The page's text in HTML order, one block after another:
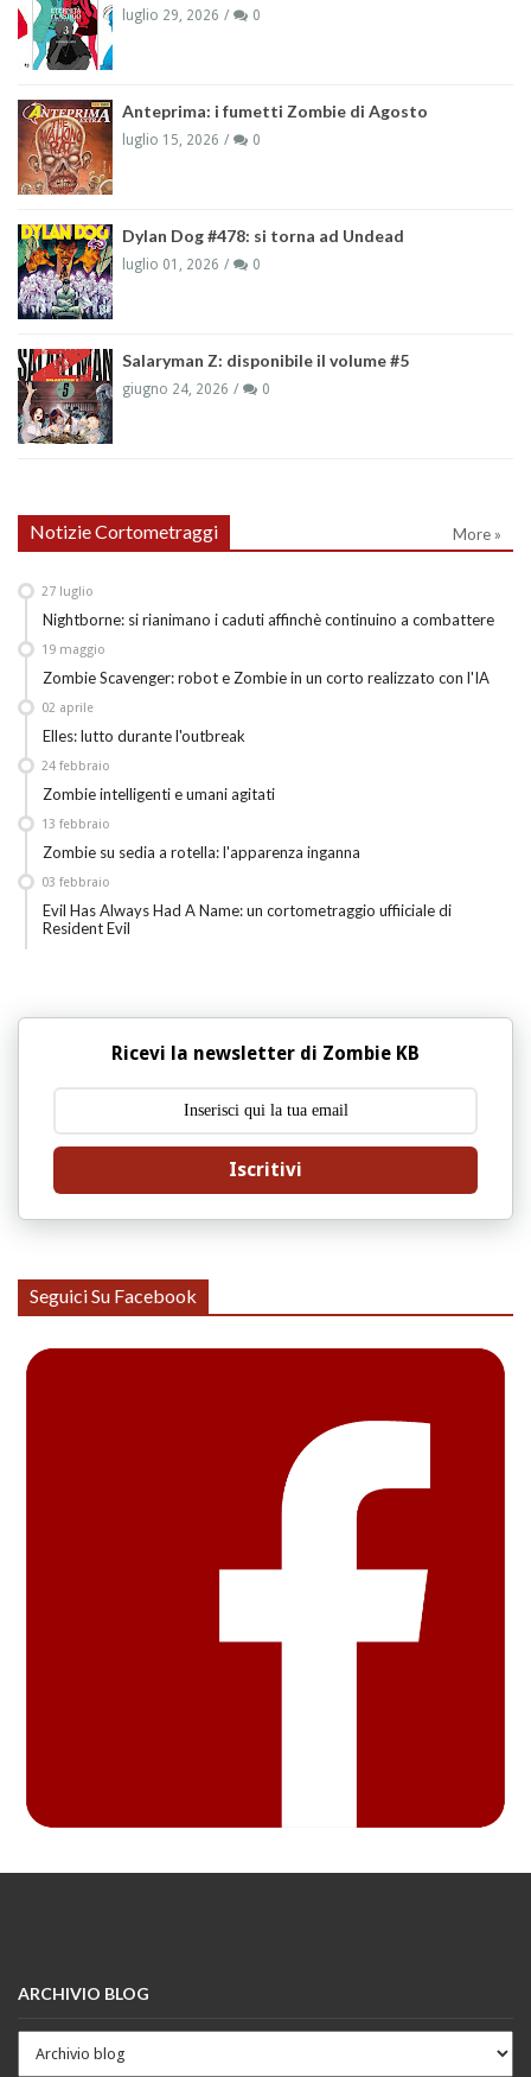
luglio 29, 2026 0
Anteprima: i fumetti Zombie di Agosto
luglio 15, 2026 0
Dylan Dog #478: si torna ad Undead
luglio 01, 2026 0
Salaryman Z: disponibile il volume #5
giugno 24, 2026 0
Notizie Cortometraggi More »
Nightborne: si rianimano i caduti affinchè continuino a combattere
27 luglio
Zombie Scavenger: robot e Zombie in un corto realizzato con l'IA
19 maggio
Elles: lutto durante l'outbreak
02 aprile
Zombie intelligenti e umani agitati
24 febbraio
Zombie su sedia a rotella: l'apparenza inganna
13 febbraio
Evil Has Always Had A Name: un cortometraggio uffiiciale di
Resident Evil
03 febbraio
Ricevi la newsletter di Zombie KB
Iscritivi
Seguici Su Facebook
ARCHIVIO BLOG